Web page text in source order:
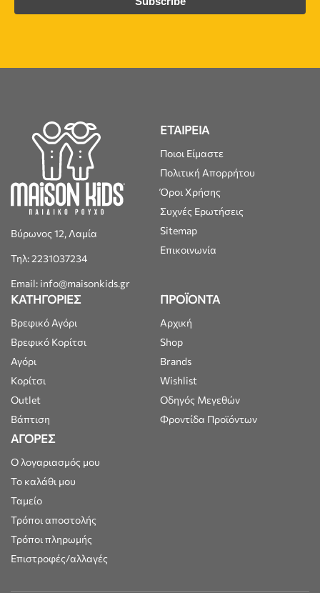
Βύρωνος 12, Λαμία
Τηλ: 2231037234
Email: info@maisonkids.gr
ΕΤΑΙΡΕΙΑ
Ποιοι Είμαστε
Πολιτική Απορρήτου
Όροι Χρήσης
Συχνές Ερωτήσεις
Sitemap
Επικοινωνία
ΚΑΤΗΓΟΡΙΕΣ
Βρεφικό Αγόρι
Βρεφικό Κορίτσι
Αγόρι
Κορίτσι
Outlet
Βάπτιση
ΠΡΟΪΟΝΤΑ
Αρχική
Shop
Brands
Wishlist
Οδηγός Μεγεθών
Φροντίδα Προϊόντων
ΑΓΟΡΕΣ
Ο λογαριασμός μου
Το καλάθι μου
Ταμείο
Τρόποι αποστολής
Τρόποι πληρωμής
Επιστροφές/αλλαγές